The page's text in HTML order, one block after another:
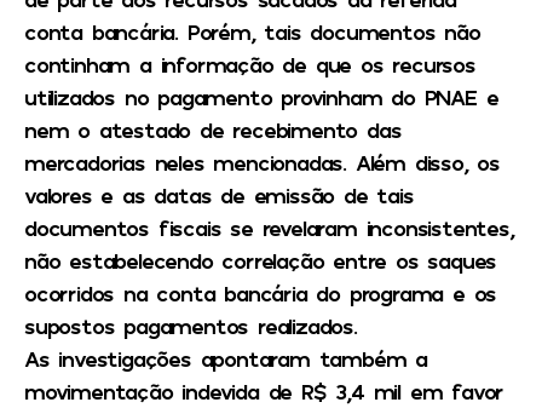
conta bancária. Porém, tais documentos não
continham a informação de que os recursos
utilizados no pagamento provinham do PNAE e
nem o atestado de recebimento das
mercadorias neles mencionadas. Além disso, os
valores e as datas de emissão de tais
documentos fiscais se revelaram inconsistentes,
não estabelecendo correlação entre os saques
ocorridos na conta bancária do programa e os
supostos pagamentos realizados.
As investigações apontaram também a
movimentação indevida de R$ 3,4 mil em favor